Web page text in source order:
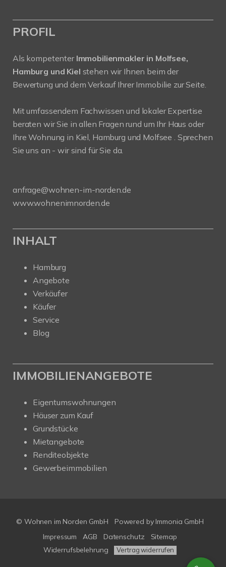
PROFIL
Als kompetenter Immobilienmakler in Molfsee,
Hamburg und Kiel stehen wir Ihnen beim der
Bewertung und dem Verkauf Ihrer Immobilie zur Seite.
Mit umfassendem Fachwissen und lokaler Expertise
beraten wir Sie in allen Fragen rund um Ihr Haus oder
Ihre Wohnung in Kiel, Hamburg und Molfsee . Sprechen
Sie uns an - wir sind für Sie da.
anfrage@wohnen-im-norden.de
www.wohnenimnorden.de
INHALT
Hamburg
Angebote
Verkäufer
Käufer
Service
Blog
IMMOBILIENANGEBOTE
Eigentumswohnungen
Häuser zum Kauf
Grundstücke
Mietangebote
Renditeobjekte
Gewerbeimmobilien
© Wohnen im Norden GmbH Powered by Immonia GmbH
Impressum
AGB Datenschutz
Sitemap
Widerrufsbelehrung
Vertrag widerrufen